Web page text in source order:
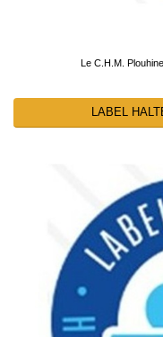
Le C.H.M.
LABEL